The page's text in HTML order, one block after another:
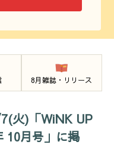
8月雑誌・リリース
火)「WiNK UP
10月号」に掲